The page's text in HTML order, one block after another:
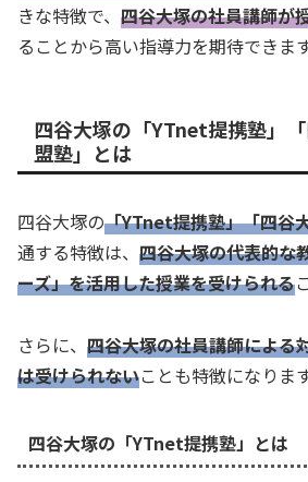
きな特徴で、 四谷大塚の社員講師が
ることから高い指導力を期待できます
四谷大塚の「YTnet提携塾」
盟塾」とは
四谷大塚の「YTnet提携塾」「四谷
通する特徴は、 四谷大塚の代表的な
ーズ」を活用した授業を受けられる
さらに、 四谷大塚の社員講師による
は受けられないことも特徴になります
四谷大塚の「YTnet提携塾」とは